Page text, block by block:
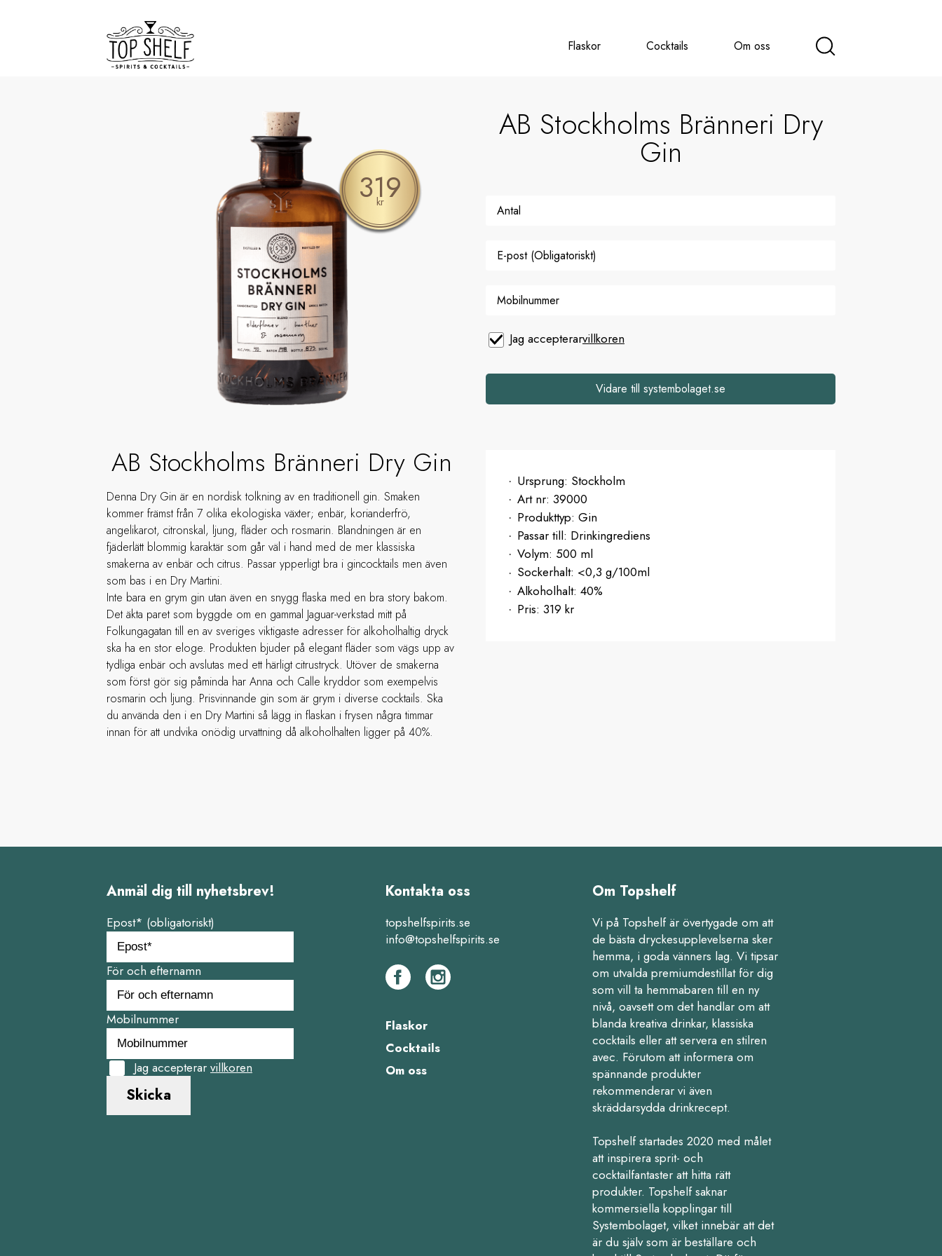
Flaskor Cocktails Om oss
319
kr
AB Stockholms Bränneri Dry
Gin
Jag accepterarvillkoren
Vidare till systembolaget.se
AB Stockholms Bränneri Dry Gin
Denna Dry Gin är en nordisk tolkning av en traditionell gin. Smaken
kommer främst från 7 olika ekologiska växter; enbär, korianderfrö,
angelikarot, citronskal, ljung, fläder och rosmarin. Blandningen är en
fjäderlätt blommig karaktär som går väl i hand med de mer klassiska
smakerna av enbär och citrus. Passar ypperligt bra i gincocktails men även
som bas i en Dry Martini.
Inte bara en grym gin utan även en snygg flaska med en bra story bakom.
Det äkta paret som byggde om en gammal Jaguar-verkstad mitt på
Folkungagatan till en av sveriges viktigaste adresser för alkoholhaltig dryck
ska ha en stor eloge. Produkten bjuder på elegant fläder som vägs upp av
tydliga enbär och avslutas med ett härligt citrustryck. Utöver de smakerna
som först gör sig påminda har Anna och Calle kryddor som exempelvis
rosmarin och ljung. Prisvinnande gin som är grym i diverse cocktails. Ska
du använda den i en Dry Martini så lägg in flaskan i frysen några timmar
innan för att undvika onödig urvattning då alkoholhalten ligger på 40%.
Ursprung: Stockholm
Art nr: 39000
Produkttyp: Gin
Passar till: Drinkingrediens
Volym: 500 ml
Sockerhalt: <0,3 g/100ml
Alkoholhalt: 40%
Pris: 319 kr
Anmäl dig till nyhetsbrev!
Epost* (obligatoriskt)
För och efternamn
Mobilnummer
Jag accepterar villkoren
Skicka
Kontakta oss
topshelfspirits.se
info@topshelfspirits.se
Flaskor
Cocktails
Om oss
Om Topshelf
Vi på Topshelf är övertygade om att
de bästa dryckesupplevelserna sker
hemma, i goda vänners lag. Vi tipsar
om utvalda premiumdestillat för dig
som vill ta hemmabaren till en ny
nivå, oavsett om det handlar om att
blanda kreativa drinkar, klassiska
cocktails eller att servera en stilren
avec. Förutom att informera om
spännande produkter
rekommenderar vi även
skräddarsydda drinkrecept.
Topshelf startades 2020 med målet
att inspirera sprit- och
cocktailfantaster att hitta rätt
produkter. Topshelf saknar
kommersiella kopplingar till
Systembolaget, vilket innebär att det
är du själv som är beställare och